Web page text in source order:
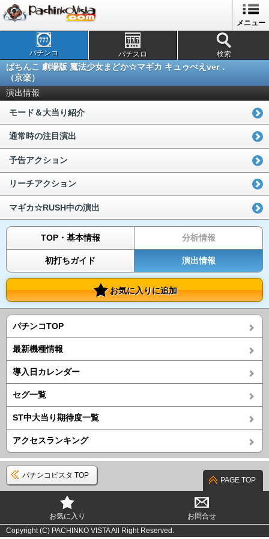
メニュー
パチンコ パチスロ 検索
ぱちんこ 劇場版 魔法少女まどか☆マギカ キュゥべえver．
（京楽）
演出情報
モード＆大当り紹介
通常時の注目演出
予告アクション
リーチアクション
マギカ☆RUSH中の演出
TOP・基本情報 分析情報
初打ちガイド 演出情報
お気に入りに追加
パチンコTOP
最新機種情報
導入日カレンダー
セグ一覧
ST中大当り期待度一覧
アクセスランキング
パチンコビスタ TOP
PAGE TOP
お気に入り
お問合せ
Copyright (C) PACHINKO VISTA All Right Reserved.